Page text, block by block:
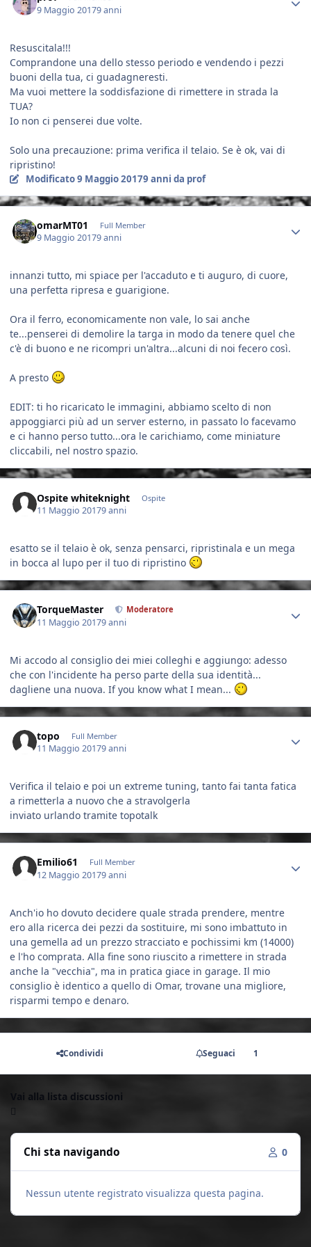
9 Maggio 20179 anni
Resuscitala!!!
Comprandone una dello stesso periodo e vendendo i pezzi
buoni della tua, ci guadagneresti.
Ma vuoi mettere la soddisfazione di rimettere in strada la
TUA?
Io non ci penserei due volte.
Solo una precauzione: prima verifica il telaio. Se è ok, vai di
ripristino!
Modificato9 Maggio 20179 anni da prof
omarMT01 Full Member
9 Maggio 20179 anni
innanzi tutto, mi spiace per l'accaduto e ti auguro, di cuore,
una perfetta ripresa e guarigione.
Ora il ferro, economicamente non vale, lo sai anche
te...penserei di demolire la targa in modo da tenere quel che
c'è di buono e ne ricompri un'altra...alcuni di noi fecero così.
A presto
EDIT: ti ho ricaricato le immagini, abbiamo scelto di non
appoggiarci più ad un server esterno, in passato lo facevamo
e ci hanno perso tutto...ora le carichiamo, come miniature
cliccabili, nel nostro spazio.
Ospite whiteknight Ospite
11 Maggio 20179 anni
esatto se il telaio è ok, senza pensarci, ripristinala e un mega
in bocca al lupo per il tuo di ripristino
TorqueMaster Moderatore
11 Maggio 20179 anni
Mi accodo al consiglio dei miei colleghi e aggiungo: adesso
che con l'incidente ha perso parte della sua identità...
dagliene una nuova. If you know what I mean...
topo Full Member
11 Maggio 20179 anni
Verifica il telaio e poi un extreme tuning, tanto fai tanta fatica
a rimetterla a nuovo che a stravolgerla
inviato urlando tramite topotalk
Emilio61 Full Member
12 Maggio 20179 anni
Anch'io ho dovuto decidere quale strada prendere, mentre
ero alla ricerca dei pezzi da sostituire, mi sono imbattuto in
una gemella ad un prezzo stracciato e pochissimi km (14000)
e l'ho comprata. Alla fine sono riuscito a rimettere in strada
anche la "vecchia", ma in pratica giace in garage. Il mio
consiglio è identico a quello di Omar, trovane una migliore,
risparmi tempo e denaro.
Condividi Seguaci 1
Vai alla lista discussioni
Chi sta navigando 0
Nessun utente registrato visualizza questa pagina.